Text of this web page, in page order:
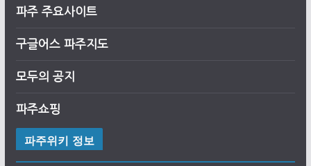
파주 주요사이트
구글어스 파주지도
모두의 공지
파주쇼핑
파주위키 정보